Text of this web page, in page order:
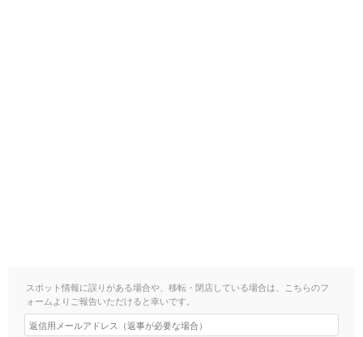
スポット情報に誤りがある場合や、移転・閉店している場合は、こちらのフ
ォームよりご報告いただけると幸いです。